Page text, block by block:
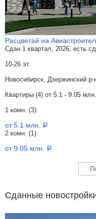
Расцветай на
Сдан 1 квартал, 2026, есть
10-26 эт.
Новосибирск, Дзержинский
Квартиры (4) от 5.1 - 9.05 млн.
1 комн. (3):
от 5.1 млн. a
2 комн. (1):
от 9.05 млн. a
Сданные